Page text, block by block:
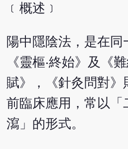
﹝概述﹞
陽中隱陰法，是在
《靈樞‧終始》及《
賦》，《針灸問對》
前臨床應用，常以
瀉」的形式。